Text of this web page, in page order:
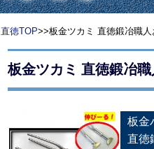
直徳TOP>>板金ツカミ 直徳鍛冶職
板金ツカミ 直徳鍛冶
板金
直徳